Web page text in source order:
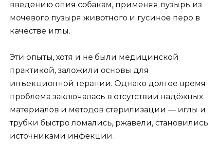
введению опия собакам, применяя пузырь из
мочевого пузыря животного и гусиное перо в
качестве иглы.
Эти опыты, хотя и не были медицинской
практикой, заложили основы для
инъекционной терапии. Однако долгое время
проблема заключалась в отсутствии надёжных
материалов и методов стерилизации — иглы и
трубки быстро ломались, ржавели, становились
источниками инфекции.